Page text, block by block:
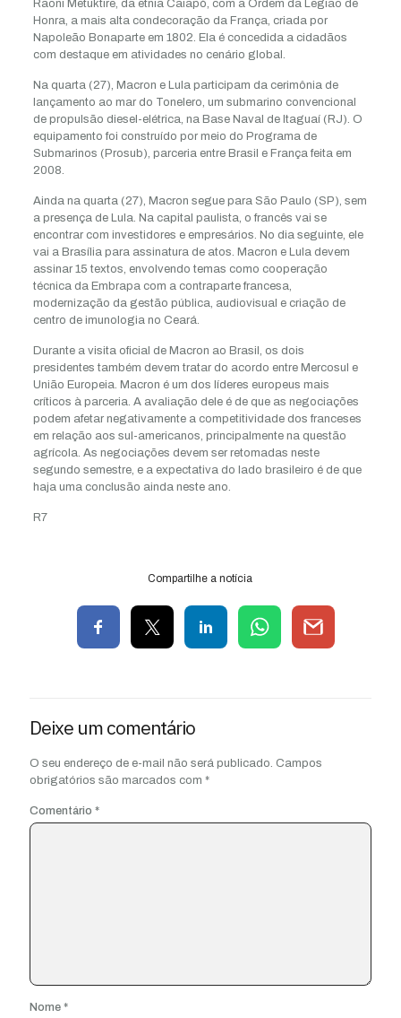
Raoni Metuktire, da etnia Caiapó, com a Ordem da Legião de
Honra, a mais alta condecoração da França, criada por
Napoleão Bonaparte em 1802. Ela é concedida a cidadãos
com destaque em atividades no cenário global.
Na quarta (27), Macron e Lula participam da cerimônia de
lançamento ao mar do Tonelero, um submarino convencional
de propulsão diesel-elétrica, na Base Naval de Itaguaí (RJ). O
equipamento foi construído por meio do Programa de
Submarinos (Prosub), parceria entre Brasil e França feita em
2008.
Ainda na quarta (27), Macron segue para São Paulo (SP), sem
a presença de Lula. Na capital paulista, o francês vai se
encontrar com investidores e empresários. No dia seguinte, ele
vai a Brasília para assinatura de atos. Macron e Lula devem
assinar 15 textos, envolvendo temas como cooperação
técnica da Embrapa com a contraparte francesa,
modernização da gestão pública, audiovisual e criação de
centro de imunologia no Ceará.
Durante a visita oficial de Macron ao Brasil, os dois
presidentes também devem tratar do acordo entre Mercosul e
União Europeia. Macron é um dos líderes europeus mais
críticos à parceria. A avaliação dele é de que as negociações
podem afetar negativamente a competitividade dos franceses
em relação aos sul-americanos, principalmente na questão
agrícola. As negociações devem ser retomadas neste
segundo semestre, e a expectativa do lado brasileiro é de que
haja uma conclusão ainda neste ano.
R7
Compartilhe a notícia
Deixe um comentário
O seu endereço de e-mail não será publicado. Campos
obrigatórios são marcados com *
Comentário *
Nome *